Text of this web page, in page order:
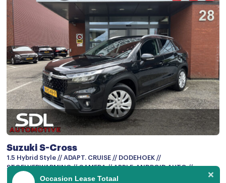
Suzuki S-Cross
1.5 Hybrid Style // ADAPT. CRUISE // DODEHOEK //
STOELVERWARMING // CAMERA // APPLE-ANDROID AUTO //
KEYLESS // Occasion Lease Totaal